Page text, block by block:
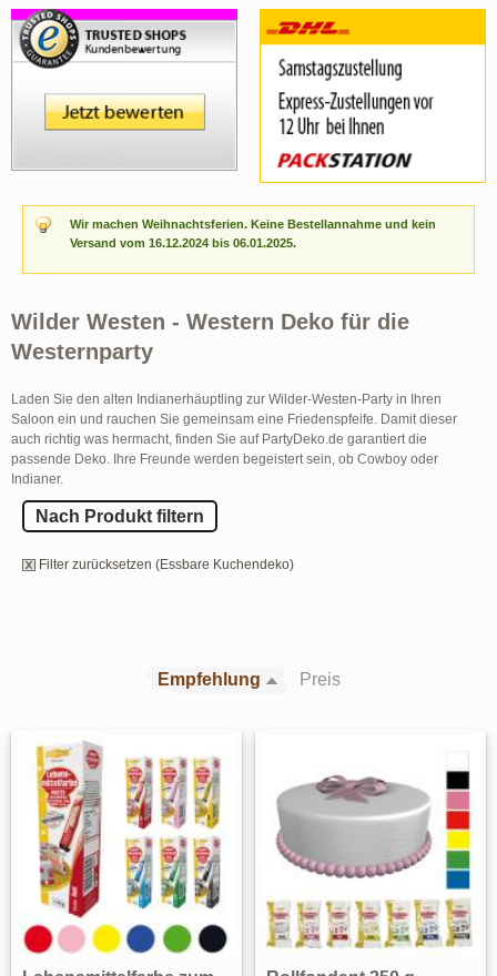
Wir machen Weihnachtsferien. Keine Bestellannahme und kein
Versand vom 16.12.2024 bis 06.01.2025.
Wilder Westen - Western Deko für die
Westernparty
Laden Sie den alten Indianerhäuptling zur Wilder-Westen-Party in Ihren
Saloon ein und rauchen Sie gemeinsam eine Friedenspfeife. Damit dieser
auch richtig was hermacht, finden Sie auf PartyDeko.de garantiert die
passende Deko. Ihre Freunde werden begeistert sein, ob Cowboy oder
Indianer.
Nach Produkt filtern
Filter zurücksetzen (Essbare Kuchendeko)
Empfehlung Preis